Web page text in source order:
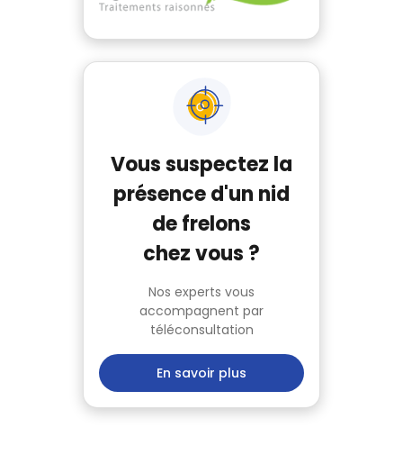
Vous suspectez la
présence d'un nid
de frelons
chez vous ?
Nos experts vous
accompagnent par
téléconsultation
En savoir plus